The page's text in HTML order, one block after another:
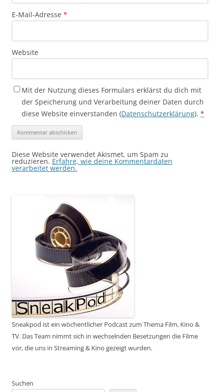
E-Mail-Adresse *
Website
Mit der Nutzung dieses Formulars erklärst du dich mit
der Speicherung und Verarbeitung deiner Daten durch
diese Website einverstanden (Datenschutzerklärung). *
Diese Website verwendet Akismet, um Spam zu
reduzieren. Erfahre, wie deine Kommentardaten
verarbeitet werden.
Sneakpod ist ein wöchentlicher Podcast zum Thema Film, Kino &
TV. Das Team nimmt sich in wechselnden Besetzungen die Filme
vor, die uns in Streaming & Kino gezeigt wurden.
Suchen